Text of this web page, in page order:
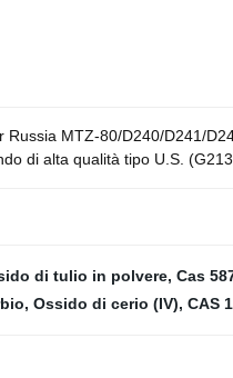
Russia MTZ-80/D240/D241/
di alta qualità tipo U.S.
di tulio in polvere, Cas
, Ossido di cerio (IV), CAS